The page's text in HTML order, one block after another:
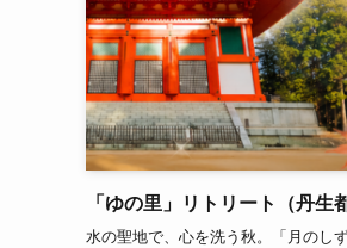
「ゆの里」リトリート（丹
水の聖地で、心を洗う秋。「月のし